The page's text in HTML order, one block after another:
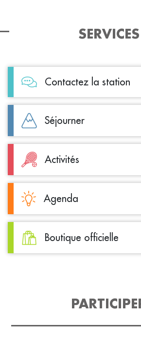
SERVICES
Contactez la station
Séjourner
Activités
Agenda
Boutique officielle